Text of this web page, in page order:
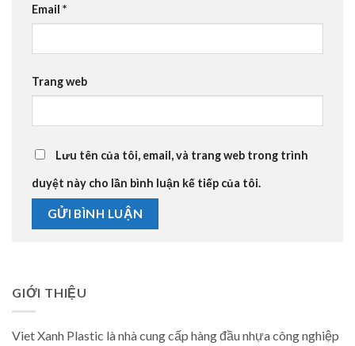
Email *
Trang web
Lưu tên của tôi, email, và trang web trong trình
duyệt này cho lần bình luận kế tiếp của tôi.
GIỚI THIỆU
Viet Xanh Plastic là nhà cung cấp hàng đầu nhựa công nghiệp